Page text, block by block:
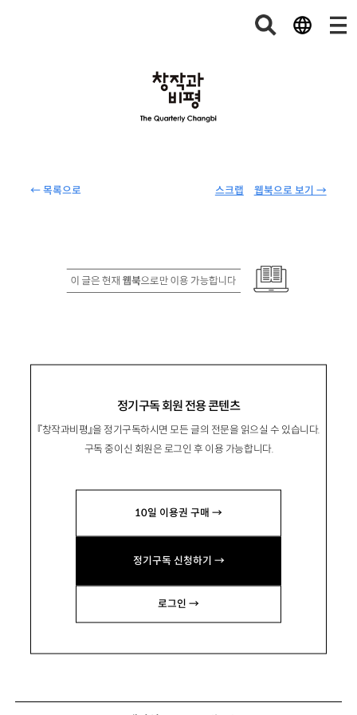
← 목록으로 웹북으로 보기 →
스크랩
정기구독 회원 전용 콘텐츠
『창작과비평』을 정기구독하시면 모든 글의 전문을 읽으실 수 있습니다.
구독 중이신 회원은 로그인 후 이용 가능합니다.
10일 이용권 구매 →
정기구독 신청하기 →
로그인 →